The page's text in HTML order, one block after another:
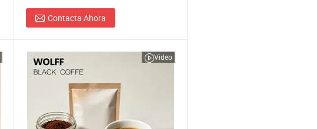
Contacta Ahora
Video